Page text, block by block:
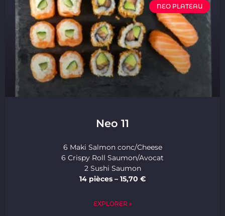
NEO PLATEAU
Neo 11
6 Maki Salmon conc/Cheese
6 Crispy Roll Saumon/Avocat
2 Sushi Saumon
14 pièces – 15,70 €
EXPLORER »